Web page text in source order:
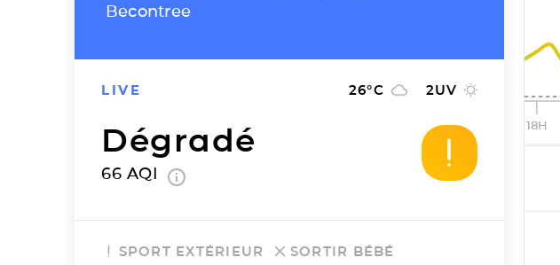
Becontree
LIVE 26°C 2UV
Dégradé
66 AQI
SPORT EXTÉRIEUR
SORTIR BÉBÉ
18H